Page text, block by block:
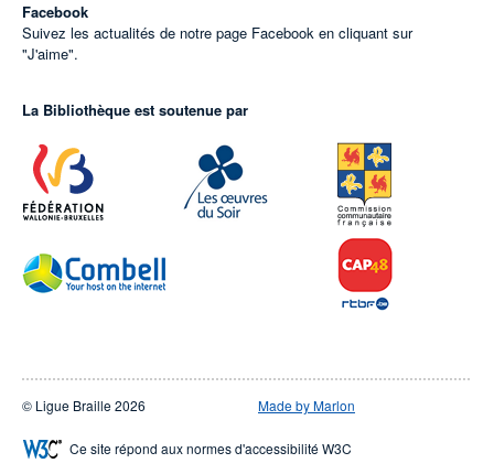
Facebook
Suivez les actualités de notre page Facebook en cliquant sur
"J'aime".
La Bibliothèque est soutenue par
© Ligue Braille 2026 Made by Marlon
Ce site répond aux normes d'accessibilité W3C